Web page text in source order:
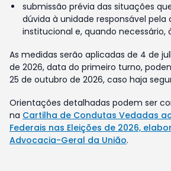
submissão prévia das situações
dúvida à unidade responsável
institucional e, quando necessário,
As medidas serão aplicadas de 4 de
de 2026, data do primeiro turno,
25 de outubro de 2026, caso haja
Orientações detalhadas podem ser
na Cartilha de Condutas Vedadas
Federais nas Eleições de 2026,
Advocacia-Geral da União.